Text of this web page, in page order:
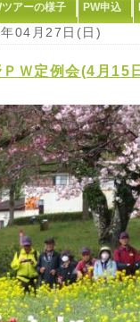
ツアーの様子 PW申込
04月27日(日)
ＰＷ定例会(4月15